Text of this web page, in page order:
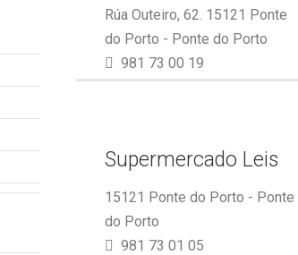
Rúa Outeiro, 62. 15121 Ponte
do Porto - Ponte do Porto
981 73 00 19
Supermercado Leis
15121 Ponte do Porto - Ponte
do Porto
981 73 01 05